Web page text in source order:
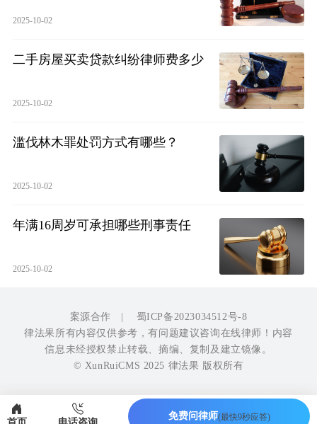
2025-10-02
二手房屋买卖贷款纠纷律师费多少
2025-10-02
滥伐林木罪处罚方式有哪些？
2025-10-02
年满16周岁可承担哪些刑事责任
2025-10-02
案源合作 | 蜀ICP备2023034512号-8
律法果所有内容仅供参考，有问题建议咨询在线律师！内容
信息未经授权禁止转载、摘编、复制及建立镜像。
© XunRuiCMS 2025 律法果 版权所有
免费问律师(最快9秒应答)